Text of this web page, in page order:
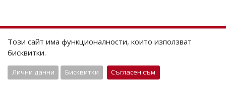
Този сайт има функционалности, които използват
бисквитки.
Лични данни Бисквитки Съгласен съм